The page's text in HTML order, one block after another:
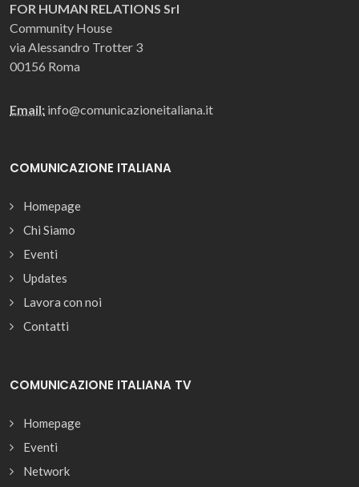
FOR HUMAN RELATIONS Srl
Community House
via Alessandro Trotter 3
00156 Roma
Email: info@comunicazioneitaliana.it
COMUNICAZIONE ITALIANA
Homepage
Chi Siamo
Eventi
Updates
Lavora con noi
Contatti
COMUNICAZIONE ITALIANA TV
Homepage
Eventi
Network